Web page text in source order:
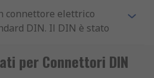
connettore elettrico
DIN. Il DIN è stato
Deutsches Institut fur
per Connettori DIN